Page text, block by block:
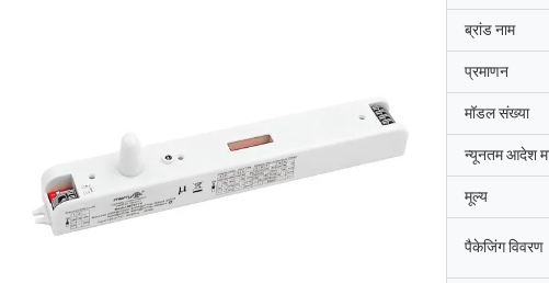
ब्रांड नाम
प्रमाणन
मॉडल संख्या
न्यूनतम आदेश
मूल्य
पैकेजिंग विवरण